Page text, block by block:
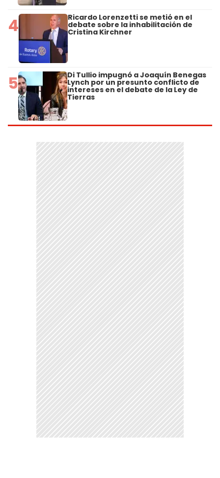
4 Ricardo Lorenzetti se metió en el
debate sobre la inhabilitación de
Cristina Kirchner
5 Di Tullio impugnó a Joaquín Benegas
Lynch por un presunto conflicto de
intereses en el debate de la Ley de
Tierras